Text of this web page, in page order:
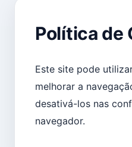
Política de
Este site pode
melhorar a
desativá-los nas
navegador.